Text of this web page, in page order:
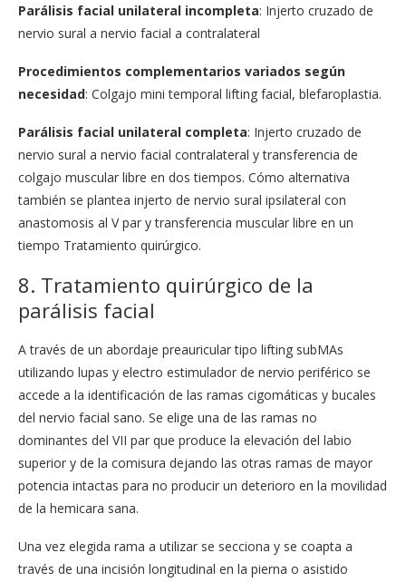
Parálisis facial unilateral incompleta: Injerto cruzado de
nervio sural a nervio facial a contralateral
Procedimientos complementarios variados según
necesidad: Colgajo mini temporal lifting facial, blefaroplastia.
Parálisis facial unilateral completa: Injerto cruzado de
nervio sural a nervio facial contralateral y transferencia de
colgajo muscular libre en dos tiempos. Cómo alternativa
también se plantea injerto de nervio sural ipsilateral con
anastomosis al V par y transferencia muscular libre en un
tiempo Tratamiento quirúrgico.
8. Tratamiento quirúrgico de la
parálisis facial
A través de un abordaje preauricular tipo lifting subMAs
utilizando lupas y electro estimulador de nervio periférico se
accede a la identificación de las ramas cigomáticas y bucales
del nervio facial sano. Se elige una de las ramas no
dominantes del VII par que produce la elevación del labio
superior y de la comisura dejando las otras ramas de mayor
potencia intactas para no producir un deterioro en la movilidad
de la hemicara sana.
Una vez elegida rama a utilizar se secciona y se coapta a
través de una incisión longitudinal en la pierna o asistido